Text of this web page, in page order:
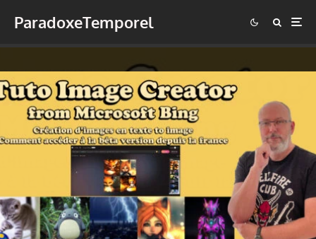
ParadoxeTemporel